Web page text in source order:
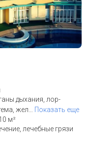
дыхания, лор-
жел
Показать еще
м²
лечебные грязи